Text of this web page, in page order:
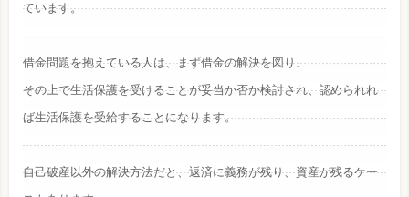
ています。
借金問題を抱えている人は、まず借金の解決を図り、
その上で生活保護を受けることが妥当か否か検討され、認められれ
ば生活保護を受給することになります。
自己破産以外の解決方法だと、返済に義務が残り、資産が残るケー